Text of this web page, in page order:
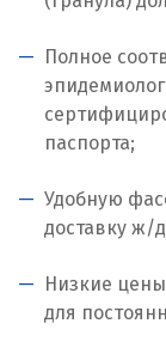
Ноябрьск
Нягань
О
Омск
Оренбург
Полное
паспорта;
Удобную
доставку ж/
Низкие
для